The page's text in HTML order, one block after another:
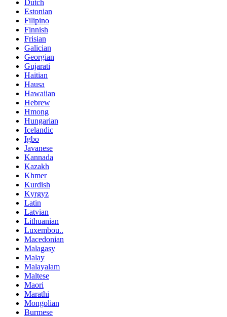
Dutch
Estonian
Filipino
Finnish
Frisian
Galician
Georgian
Gujarati
Haitian
Hausa
Hawaiian
Hebrew
Hmong
Hungarian
Icelandic
Igbo
Javanese
Kannada
Kazakh
Khmer
Kurdish
Kyrgyz
Latin
Latvian
Lithuanian
Luxembou..
Macedonian
Malagasy
Malay
Malayalam
Maltese
Maori
Marathi
Mongolian
Burmese